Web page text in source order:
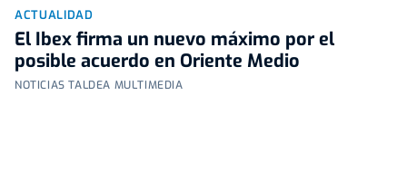
ACTUALIDAD
El Ibex firma un nuevo máximo por el
posible acuerdo en Oriente Medio
NOTICIAS TALDEA MULTIMEDIA